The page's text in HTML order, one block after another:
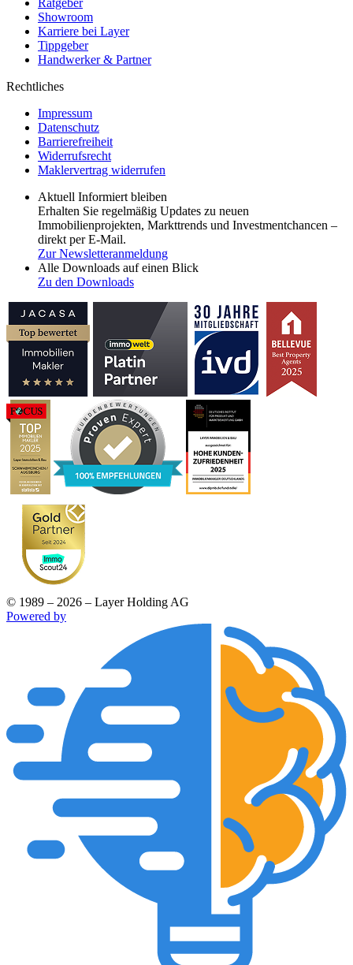
Showroom
Karriere bei Layer
Tippgeber
Handwerker & Partner
Rechtliches
Impressum
Datenschutz
Barrierefreiheit
Widerrufsrecht
Maklervertrag widerrufen
Aktuell Informiert bleiben
Erhalten Sie regelmäßig Updates zu neuen
Immobilienprojekten, Markttrends und Investmentchancen –
direkt per E-Mail.
Zur Newsletteranmeldung
Alle Downloads auf einen Blick
Zu den Downloads
© 1989 – 2026 – Layer Holding AG
Powered by